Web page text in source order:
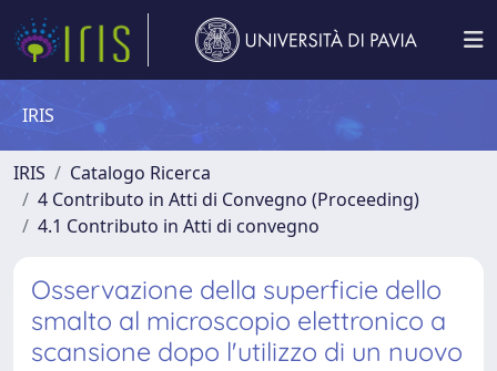
IRIS
IRIS
Catalogo Ricerca
4 Contributo in Atti di Convegno (Proceeding)
4.1 Contributo in Atti di convegno
Osservazione della superficie dello
smalto al microscopio elettronico a
scansione dopo l'utilizzo di un nuovo